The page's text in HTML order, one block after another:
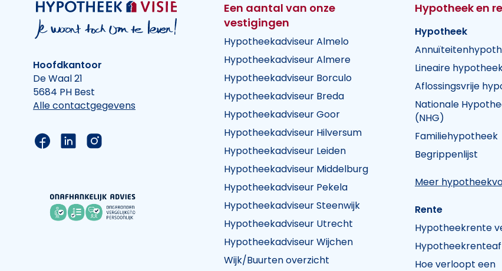
Hoofdkantoor
De Waal 21
5684 PH Best
Alle contactgegevens
Link naar de Facebook pagina van Hypotheek Visie
Link naar de LinkedIn pagina van Hypotheek Visie
Link naar de Instagram pagina van Hypotheek Visie
Een aantal van onze
vestigingen
Hypotheekadviseur Almelo
Hypotheekadviseur Almere
Hypotheekadviseur Borculo
Hypotheekadviseur Breda
Hypotheekadviseur Goor
Hypotheekadviseur Hilversum
Hypotheekadviseur Leiden
Hypotheekadviseur Middelburg
Hypotheekadviseur Pekela
Hypotheekadviseur Steenwijk
Hypotheekadviseur Utrecht
Hypotheekadviseur Wijchen
Wijk/Buurten overzicht
Hypotheek en
Hypotheek
Lineaire
Aflossingsvrije
Nationale
(NHG)
Familiehypotheek
Begrippenlijst
Meer
Rente
Hypotheekrente
Hoe verloopt een